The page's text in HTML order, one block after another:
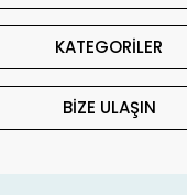
KATEGORİLER
BİZE ULAŞIN